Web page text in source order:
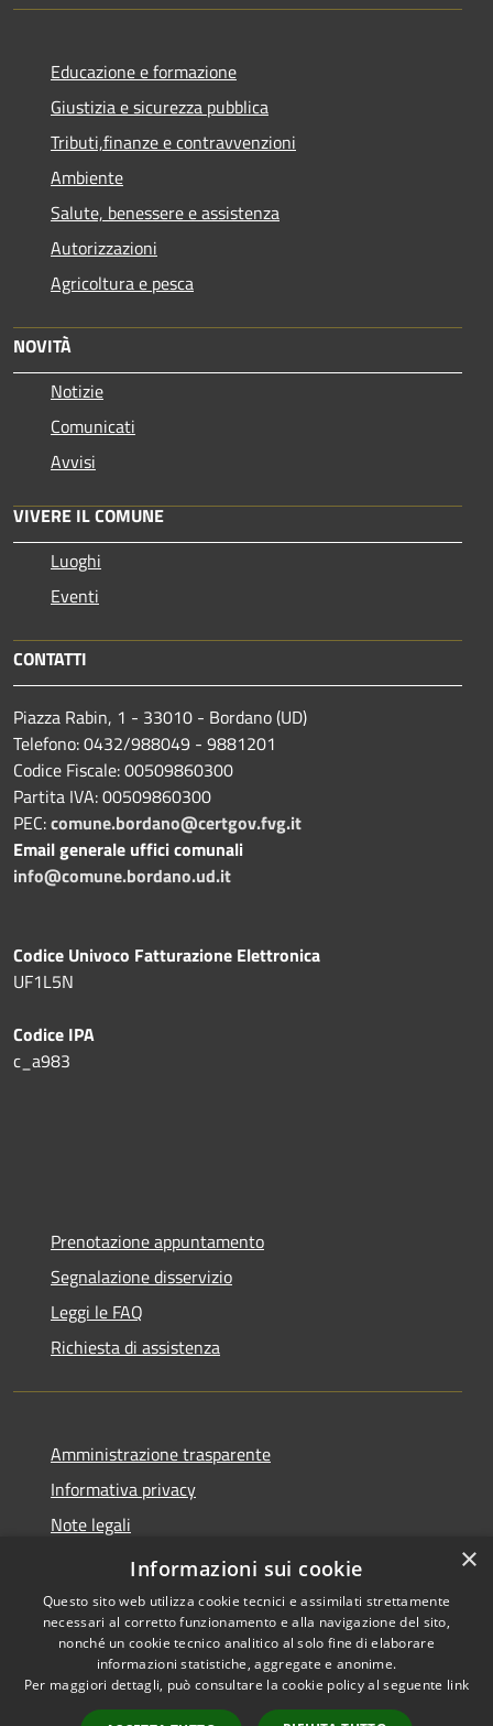
Educazione e formazione
Giustizia e sicurezza pubblica
Tributi,finanze e contravvenzioni
Ambiente
Salute, benessere e assistenza
Autorizzazioni
Agricoltura e pesca
NOVITÀ
Notizie
Comunicati
Avvisi
VIVERE IL COMUNE
Luoghi
Eventi
CONTATTI
Piazza Rabin, 1 - 33010 - Bordano (UD)
Telefono: 0432/988049 - 9881201
Codice Fiscale: 00509860300
Partita IVA: 00509860300
PEC:comune.bordano@certgov.fvg.it
Email generale uffici comunali
info@comune.bordano.ud.it
Codice Univoco Fatturazione Elettronica
UF1L5N
Codice IPA
c_a983
Prenotazione appuntamento
Segnalazione disservizio
Leggi le FAQ
Richiesta di assistenza
Amministrazione trasparente
Informativa privacy
Note legali
Dichiarazione di accessibilità
Accessibilità
Copyright © 2026 • Comune di
Bordano • Powered by
×
Informazioni sui cookie
Questo sito web utilizza cookie tecnici e assimilati strettamente
necessari al corretto funzionamento e alla navigazione del sito,
nonché un cookie tecnico analitico al solo fine di elaborare
informazioni statistiche, aggregate e anonime.
Per maggiori dettagli, può consultare la cookie policy al seguente link